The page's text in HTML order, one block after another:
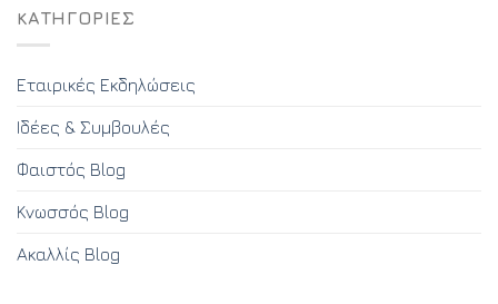
KΑΤΗΓΟΡΊΕΣ
Εταιρικές Εκδηλώσεις
Ιδέες & Συμβουλές
Φαιστός Blog
Κνωσσός Blog
Ακαλλίς Blog